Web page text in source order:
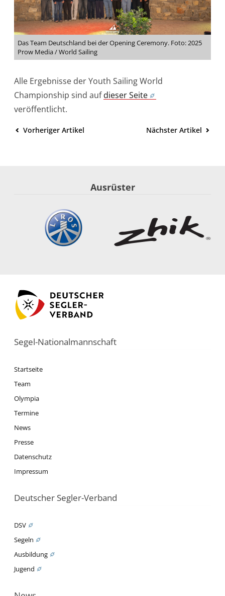
Das Team Deutschland bei der Opening Ceremony. Foto: 2025
Prow Media / World Sailing
Alle Ergebnisse der Youth Sailing World
Championship sind aufdieser Seite
veröffentlicht.
Vorheriger Artikel Nächster Artikel
Ausrüster
Segel-Nationalmannschaft
Startseite
Team
Olympia
Termine
News
Presse
Datenschutz
Impressum
Deutscher Segler-Verband
DSV
Segeln
Ausbildung
Jugend